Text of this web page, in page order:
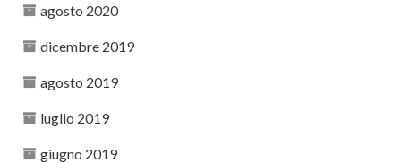
agosto 2020
dicembre 2019
agosto 2019
luglio 2019
giugno 2019